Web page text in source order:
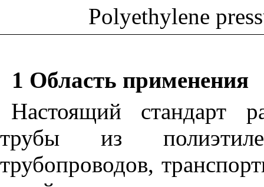
Polyethylene
1 Область применения
Настоящий стандарт
трубы из
трубопроводов,